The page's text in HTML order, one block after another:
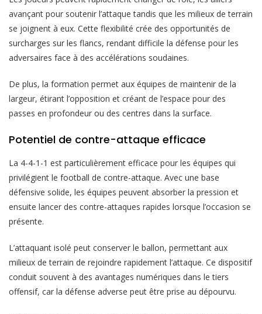
avançant pour soutenir l’attaque tandis que les milieux de terrain
se joignent à eux. Cette flexibilité crée des opportunités de
surcharges sur les flancs, rendant difficile la défense pour les
adversaires face à des accélérations soudaines.
De plus, la formation permet aux équipes de maintenir de la
largeur, étirant l’opposition et créant de l’espace pour des
passes en profondeur ou des centres dans la surface.
Potentiel de contre-attaque efficace
La 4-4-1-1 est particulièrement efficace pour les équipes qui
privilégient le football de contre-attaque. Avec une base
défensive solide, les équipes peuvent absorber la pression et
ensuite lancer des contre-attaques rapides lorsque l’occasion se
présente.
L’attaquant isolé peut conserver le ballon, permettant aux
milieux de terrain de rejoindre rapidement l’attaque. Ce dispositif
conduit souvent à des avantages numériques dans le tiers
offensif, car la défense adverse peut être prise au dépourvu.